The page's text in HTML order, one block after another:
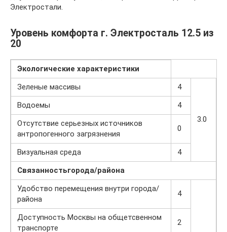
Электростали.
Уровень комфорта г. Электросталь 12.5 из
20
Экологические характеристики
Зеленые массивы
4
3.0
Водоемы
4
Отсутствие серьезных источников
антропогенного загрязнения
0
Визуальная среда
4
Связанностьгорода/района
Удобство перемещения внутри города/
района
4
Доступность Москвы на общетсвенном
транспорте
2